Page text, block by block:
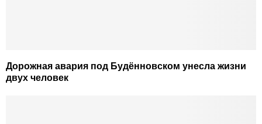
Дорожная авария под Будённовском унесла жизни
двух человек